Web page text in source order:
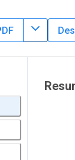
de agosto de
Sánchez Peña*